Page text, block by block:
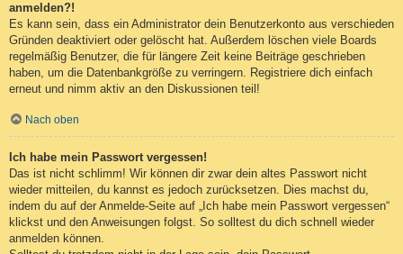
anmelden?!
Es kann sein, dass ein Administrator dein Benutzerkonto aus verschieden
Gründen deaktiviert oder gelöscht hat. Außerdem löschen viele Boards
regelmäßig Benutzer, die für längere Zeit keine Beiträge geschrieben
haben, um die Datenbankgröße zu verringern. Registriere dich einfach
erneut und nimm aktiv an den Diskussionen teil!
Nach oben
Ich habe mein Passwort vergessen!
Das ist nicht schlimm! Wir können dir zwar dein altes Passwort nicht
wieder mitteilen, du kannst es jedoch zurücksetzen. Dies machst du,
indem du auf der Anmelde-Seite auf „Ich habe mein Passwort vergessen“
klickst und den Anweisungen folgst. So solltest du dich schnell wieder
anmelden können.